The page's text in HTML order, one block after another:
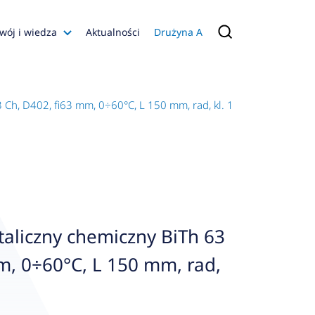
i wiedza
Konfiguratory
Aktualności Drużyna A
D402, fi63 mm, 0÷60°C, L 150 mm, rad, kl. 1
chemiczny BiTh 63
0÷60°C, L 150 mm, rad,